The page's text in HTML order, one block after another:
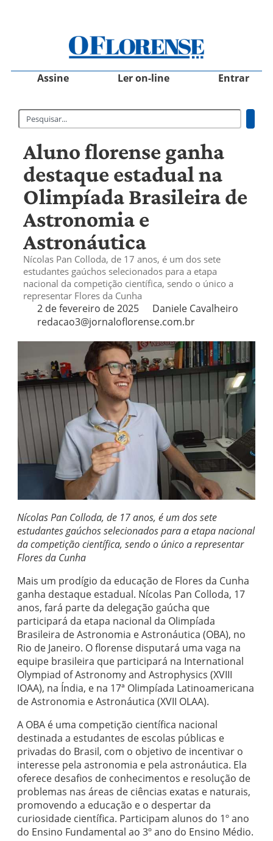
Assine Ler on-line Entrar
Aluno florense ganha
destaque estadual na
Olimpíada Brasileira de
Astronomia e
Astronáutica
Nícolas Pan Colloda, de 17 anos, é um dos sete
estudantes gaúchos selecionados para a etapa
nacional da competição científica, sendo o único a
representar Flores da Cunha
2 de fevereiro de 2025
Daniele Cavalheiro
redacao3@jornaloflorense.com.br
Nícolas Pan Colloda, de 17 anos, é um dos sete
estudantes gaúchos selecionados para a etapa nacional
da competição científica, sendo o único a representar
Flores da Cunha
Mais um prodígio da educação de Flores da Cunha
ganha destaque estadual. Nícolas Pan Colloda, 17
anos, fará parte da delegação gaúcha que
participará da etapa nacional da Olimpíada
Brasileira de Astronomia e Astronáutica (OBA), no
Rio de Janeiro. O florense disputará uma vaga na
equipe brasileira que participará na International
Olympiad of Astronomy and Astrophysics (XVIII
IOAA), na Índia, e na 17ª Olimpíada Latinoamericana
de Astronomia e Astronáutica (XVII OLAA).
A OBA é uma competição científica nacional
destinada a estudantes de escolas públicas e
privadas do Brasil, com o objetivo de incentivar o
interesse pela astronomia e pela astronáutica. Ela
oferece desafios de conhecimentos e resolução de
problemas nas áreas de ciências exatas e naturais,
promovendo a educação e o despertar da
curiosidade científica. Participam alunos do 1º ano
do Ensino Fundamental ao 3º ano do Ensino Médio.